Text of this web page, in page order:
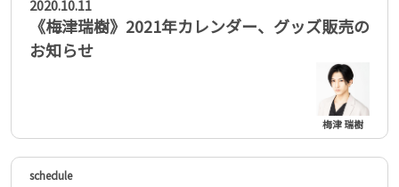
2020.10.11
《梅津瑞樹》2021年カレンダー、グッズ販売の
お知らせ
梅津 瑞樹